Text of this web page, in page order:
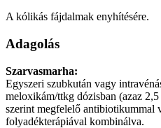
A kólikás fájdalmak enyhítésére.
Adagolás
Szarvasmarha:
Egyszeri szubkután vagy
meloxikám/ttkg dózisban (azaz
szerint megfelelő antibiotikummal
folyadékterápiával kombinálva.